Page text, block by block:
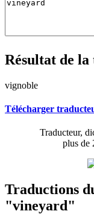
Résultat de
vignoble
Télécharger
Traducteur,
plus de
Traductions
"vineyard"